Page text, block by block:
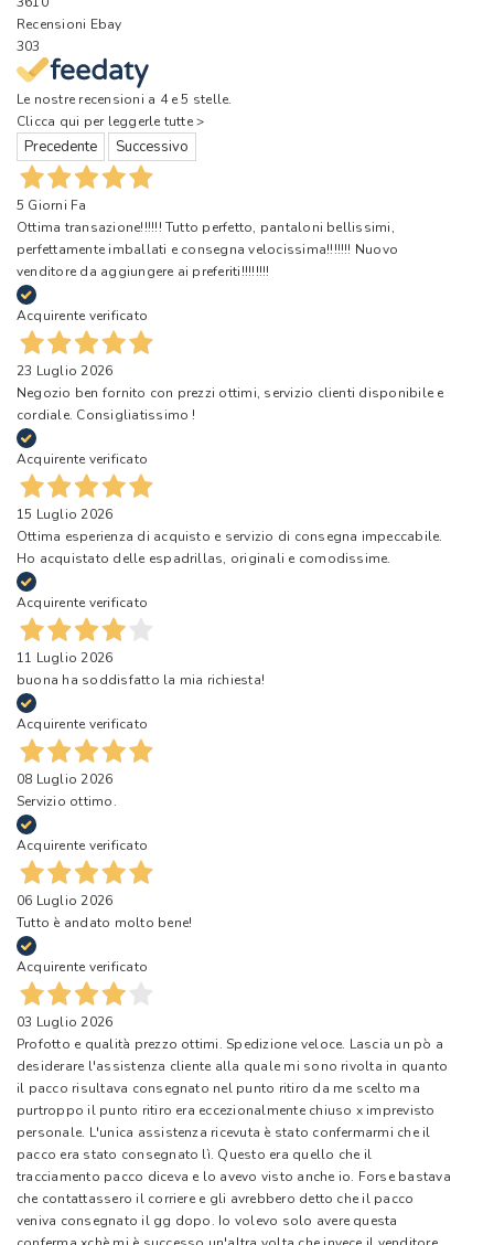
Recensioni Ebay
303
Le nostre recensioni a 4 e 5 stelle.
Clicca qui per leggerle tutte >
Precedente Successivo
5 Giorni Fa
Ottima transazione!!!!!! Tutto perfetto, pantaloni bellissimi,
perfettamente imballati e consegna velocissima!!!!!!! Nuovo
venditore da aggiungere ai preferiti!!!!!!!!
Acquirente verificato
23 Luglio 2026
Negozio ben fornito con prezzi ottimi, servizio clienti disponibile e
cordiale. Consigliatissimo !
Acquirente verificato
15 Luglio 2026
Ottima esperienza di acquisto e servizio di consegna impeccabile.
Ho acquistato delle espadrillas, originali e comodissime.
Acquirente verificato
11 Luglio 2026
buona ha soddisfatto la mia richiesta!
Acquirente verificato
08 Luglio 2026
Servizio ottimo.
Acquirente verificato
06 Luglio 2026
Tutto è andato molto bene!
Acquirente verificato
03 Luglio 2026
Profotto e qualità prezzo ottimi. Spedizione veloce. Lascia un pò a
desiderare l'assistenza cliente alla quale mi sono rivolta in quanto
il pacco risultava consegnato nel punto ritiro da me scelto ma
purtroppo il punto ritiro era eccezionalmente chiuso x imprevisto
personale. L'unica assistenza ricevuta è stato confermarmi che il
pacco era stato consegnato lì. Questo era quello che il
tracciamento pacco diceva e lo avevo visto anche io. Forse bastava
che contattassero il corriere e gli avrebbero detto che il pacco
veniva consegnato il gg dopo. Io volevo solo avere questa